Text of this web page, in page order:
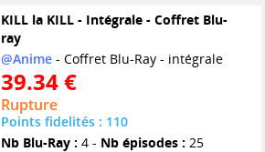
KILL la KILL - Intégrale - Coffret Blu-
ray
@Anime- Coffret Blu-Ray - intégrale
39.34 €
Rupture
Points fidelités : 110
Nb Blu-Ray : 4 - Nb épisodes : 25